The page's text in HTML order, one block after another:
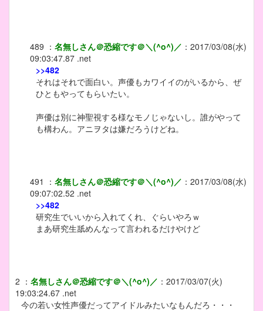
489 ： 名無しさん＠恐縮です＠＼(^o^)／ ： 2017/03/08(水)
09:03:47.87 .net
>>482
それはそれで面白い。声優もカワイイのがいるから、ぜ
ひともやってもらいたい。
声優は別に神聖視する様なモノじゃないし。誰がやって
も構わん。アニヲタは嫌だろうけどね。
491 ： 名無しさん＠恐縮です＠＼(^o^)／ ： 2017/03/08(水)
09:07:02.52 .net
>>482
研究生でいいから入れてくれ、ぐらいやろｗ
まあ研究生舐めんなって言われるだけやけど
2 ： 名無しさん＠恐縮です＠＼(^o^)／ ： 2017/03/07(火)
19:03:24.67 .net
今の若い女性声優だってアイドルみたいなもんだろ・・・